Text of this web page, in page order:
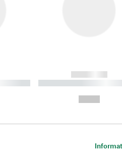
------------
----------- -----------